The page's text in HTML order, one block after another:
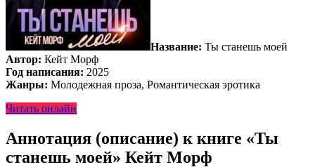
Название: Ты станешь моей
Автор: Кейт Морф
Год написания: 2025
Жанры: Молодежная проза, Романтическая эротика
Читать онлайн
Аннотация (описание) к книге «Ты
станешь моей» Кейт Морф